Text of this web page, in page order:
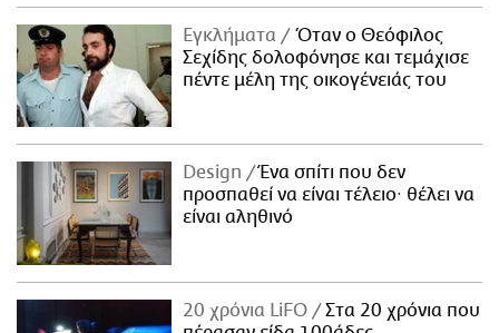
Εγκλήματα
Όταν ο Θεόφιλος
Σεχίδης δολοφόνησε και τεμάχισε
πέντε μέλη της οικογένειάς του
Design
Ένα σπίτι που δεν
προσπαθεί να είναι τέλειο· θέλει να
είναι αληθινό
20 χρόνια LiFO
Στα 20 χρόνια που